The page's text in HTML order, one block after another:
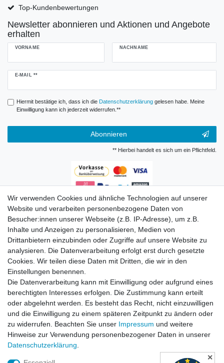
Top-Kundenbewertungen
Newsletter abonnieren und Aktionen und Angebote
erhalten
VORNAME NACHNAME
E-MAIL **
Newsletter
Hiermit bestätige ich, dass ich die Daten­schutz­erklärunggelesen habe. Meine
Einwilligung kann ich jederzeit widerrufen.**
Abonnieren
** Hierbei handelt es sich um ein Pflichtfeld.
Zahlungsarten
Versandkosten
Wir verwenden Cookies und ähnliche Technologien auf unserer
Website und verarbeiten personenbezogene Daten von
Besucher:innen unserer Webseite (z.B. IP-Adresse), um z.B.
Inhalte und Anzeigen zu personalisieren, Medien von
Drittanbietern einzubinden oder Zugriffe auf unsere Website zu
analysieren. Die Datenverarbeitung erfolgt erst durch gesetzte
Cookies. Wir teilen diese Daten mit Dritten, die wir in den
Einstellungen benennen.
Die Datenverarbeitung kann mit Einwilligung oder aufgrund eines
berechtigten Interesses erfolgen. Die Zustimmung kann erteilt
oder abgelehnt werden. Es besteht das Recht, nicht einzuwilligen
und die Einwilligung zu einem späteren Zeitpunkt zu ändern oder
zu widerrufen. Beachten Sie unser Impressum und weitere
Hinweise zur Verwendung personenbezogener Daten in unserer
Daten­schutz­erklärung
✕